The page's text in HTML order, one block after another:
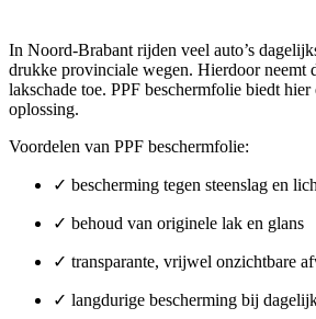
In Noord-Brabant rijden veel auto’s
drukke provinciale wegen. Hierdoor neemt
lakschade toe. PPF beschermfolie biedt hier
oplossing.
Voordelen van PPF beschermfolie:
✓ bescherming tegen steenslag en
✓ behoud van originele lak en glans
✓ transparante, vrijwel onzichtbare
✓ langdurige bescherming bij